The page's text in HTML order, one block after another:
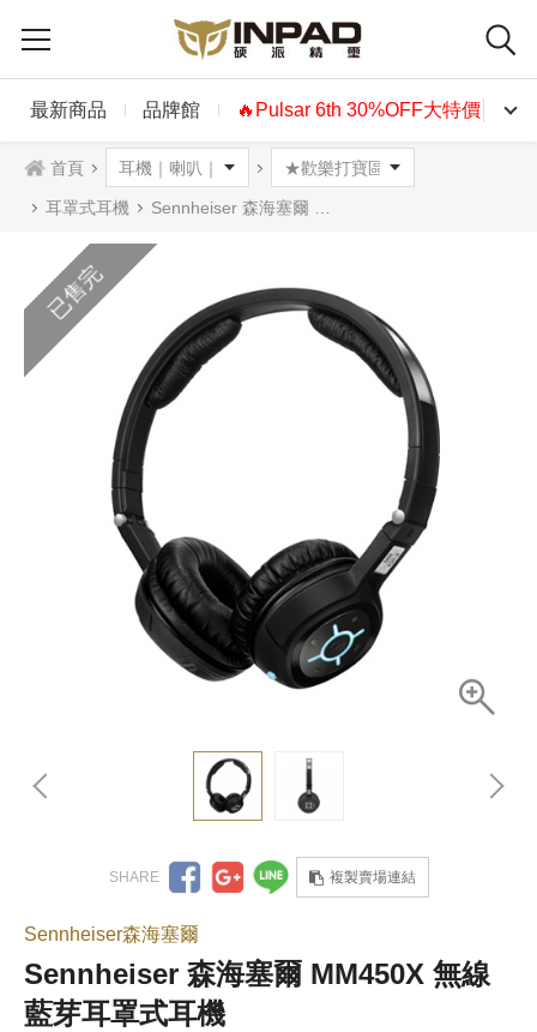
最新商品 品牌館 🔥Pulsar 6th 30%OFF大特價🔥
首頁
耳罩式耳機 Sennheiser 森海塞爾 MM450X 無線藍芽耳罩式耳機
已售完
複製賣場連結
Sennheiser森海塞爾
Sennheiser 森海塞爾 MM450X 無線
藍芽耳罩式耳機